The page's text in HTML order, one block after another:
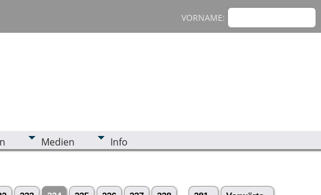
VORNAME:
Medien Info